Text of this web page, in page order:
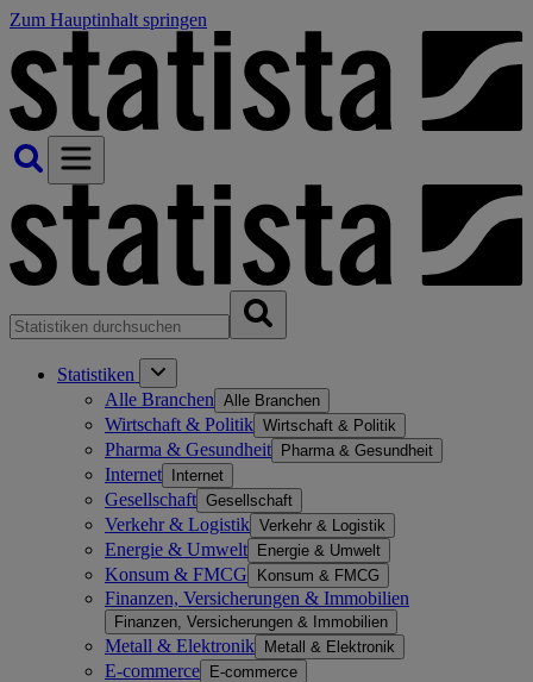
Zum Hauptinhalt springen
Statistiken
Alle Branchen Alle Branchen
Wirtschaft & Politik Wirtschaft & Politik
Pharma & Gesundheit Pharma & Gesundheit
Internet Internet
Gesellschaft Gesellschaft
Verkehr & Logistik Verkehr & Logistik
Energie & Umwelt Energie & Umwelt
Konsum & FMCG Konsum & FMCG
Finanzen, Versicherungen & Immobilien
Finanzen, Versicherungen & Immobilien
Metall & Elektronik Metall & Elektronik
E-commerce E-commerce